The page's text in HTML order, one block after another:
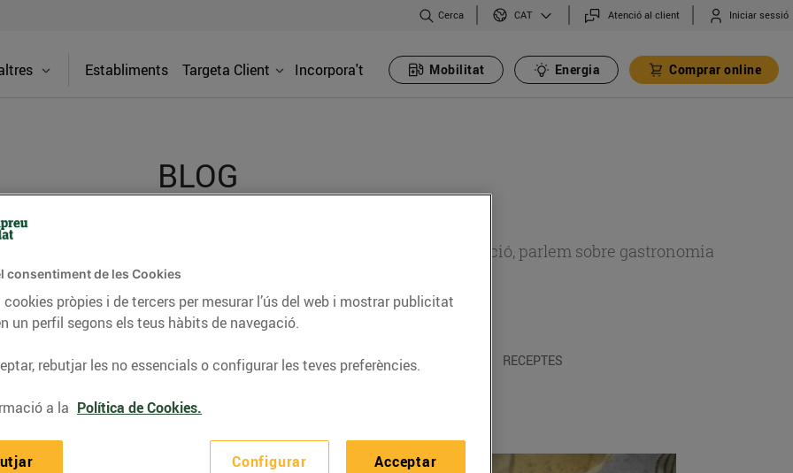
Cerca CAT Atenció al client Iniciar sessió
Establiments Targeta Client Incorpora't Mobilitat Energia Comprar online
BLOG
consells nutricionals, informació d’actualitat sobre alimentació, parlem sobre gastronomia
del nostre territori i molts altres temes.
CONSELLS I HÀBITS SALUDABLES ENERGIA GASTRONOMIA I TRADICIONS RECEPTES
consentiment de les Cookies
pròpies i de tercers per mesurar l’ús del web i mostrar publicitat
un perfil segons els teus hàbits de navegació.
rebutjar les no essencials o configurar les teves preferències.
a la Política de Cookies.
Configurar Acceptar